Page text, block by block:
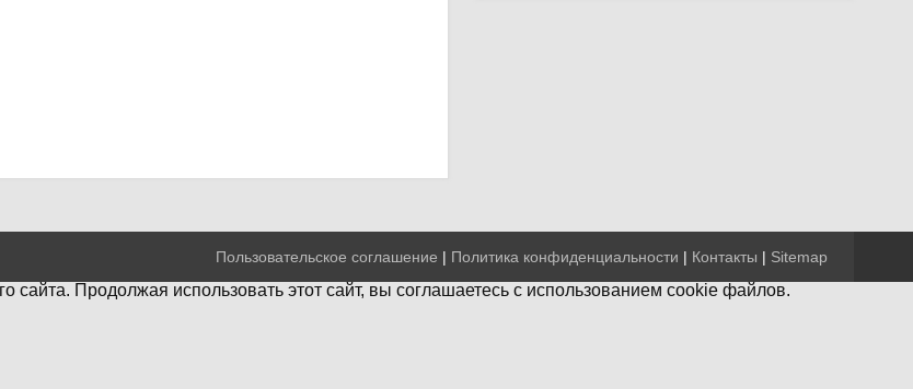
Пользовательское соглашение | Политика конфиденциальности | Контакты | Sitemap
Продолжая использовать этот сайт, вы соглашаетесь с использованием cookie файлов.